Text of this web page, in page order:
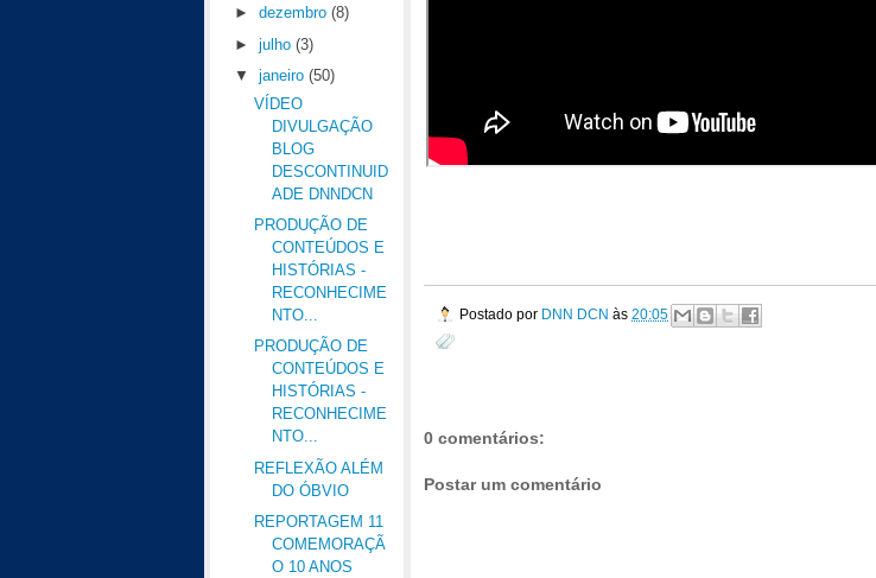
Postado por DNN DCN às 20:05
0 comentários:
Postar um comentário
►dezembro (8)
►julho (3)
▼
janeiro (50)
VÍDEO
DIVULGAÇÃO
BLOG
DESCONTINUID
ADE DNNDCN
PRODUÇÃO DE
CONTEÚDOS E
HISTÓRIAS -
RECONHECIME
NTO...
PRODUÇÃO DE
CONTEÚDOS E
HISTÓRIAS -
RECONHECIME
NTO...
REFLEXÃO ALÉM
DO ÓBVIO
REPORTAGEM 11
COMEMORAÇÃ
O 10 ANOS